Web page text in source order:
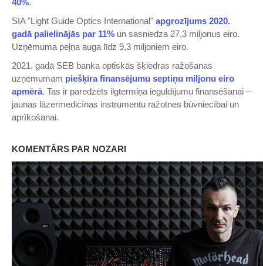
SIA "Light Guide Optics International" apgrozījums 2020.
gadā palielinājās par 11% un sasniedza 27,3 miljonus eiro.
Uzņēmuma peļņa auga līdz 9,3 miljoniem eiro.
2021. gadā SEB banka optiskās šķiedras ražošanas
uzņēmumam piešķīra finansējumu septiņu miljonu eiro
apmērā. Tas ir paredzēts ilgtermiņa ieguldījumu finansēšanai –
jaunas lāzermedicīnas instrumentu ražotnes būvniecībai un
aprīkošanai.
KOMENTĀRS PAR NOZARI